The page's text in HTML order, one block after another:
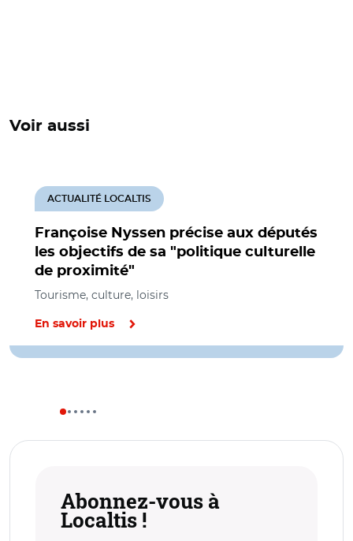
Voir aussi
Françoise Nyssen précise aux députés
les objectifs de sa "politique culturelle
de proximité"
ACTUALITÉ LOCALTIS
Tourisme, culture, loisirs
En savoir plus
Abonnez-vous à
Localtis !